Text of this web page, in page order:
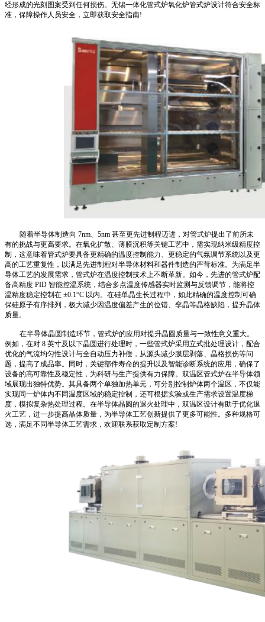
经形成的光刻图案受到任何损伤。无锡一体化管式炉氧化炉管式炉设计符合安全标
准，保障操作人员安全，立即获取安全指南!
随着半导体制造向 7nm、5nm 甚至更先进制程迈进，对管式炉提出了前所未
有的挑战与更高要求。在氧化扩散、薄膜沉积等关键工艺中，需实现纳米级精度控
制，这意味着管式炉要具备更精确的温度控制能力、更稳定的气氛调节系统以及更
高的工艺重复性，以满足先进制程对半导体材料和器件制造的严苛标准。为满足半
导体工艺的发展需求，管式炉在温度控制技术上不断革新。如今，先进的管式炉配
备高精度 PID 智能控温系统，结合多点温度传感器实时监测与反馈调节，能将控
温精度稳定控制在 ±0.1°C 以内。在硅单晶生长过程中，如此精确的温度控制可确
保硅原子有序排列，极大减少因温度偏差产生的位错、孪晶等晶格缺陷，提升晶体
质量。
在半导体晶圆制造环节，管式炉的应用对提升晶圆质量与一致性意义重大。
例如，在对 8 英寸及以下晶圆进行处理时，一些管式炉采用立式批处理设计，配合
优化的气流均匀性设计与全自动压力补偿，从源头减少膜层剥落、晶格损伤等问
题，提高了成品率。同时，关键部件寿命的提升以及智能诊断系统的应用，确保了
设备的高可靠性及稳定性，为科研与生产提供有力保障。双温区管式炉在半导体领
域展现出独特优势。其具备两个单独加热单元，可分别控制炉体两个温区，不仅能
实现同一炉体内不同温度区域的稳定控制，还可根据实验或生产需求设置温度梯
度，模拟复杂热处理过程。在半导体晶圆的退火处理中，双温区设计有助于优化退
火工艺，进一步提高晶体质量，为半导体工艺创新提供了更多可能性。多种规格可
选，满足不同半导体工艺需求，欢迎联系获取定制方案!